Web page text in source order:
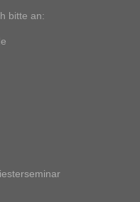
bitte an: